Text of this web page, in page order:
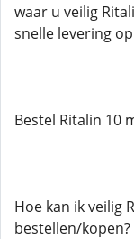
waar u veilig
snelle levering
Bestel Ritalin 10
Hoe kan ik veilig
bestellen/kopen?